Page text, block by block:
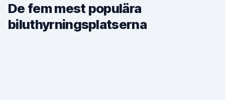
De fem mest populära
biluthyrningsplatserna